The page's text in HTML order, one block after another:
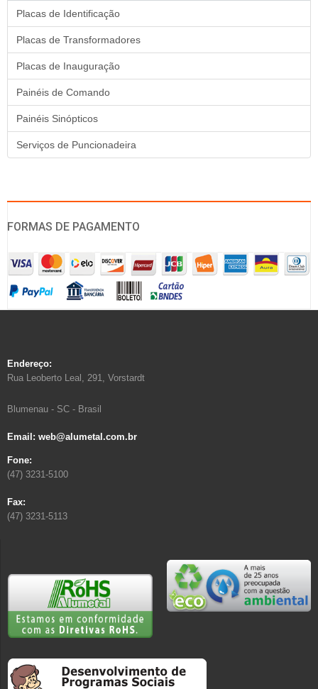
Placas de Identificação
Placas de Transformadores
Placas de Inauguração
Painéis de Comando
Painéis Sinópticos
Serviços de Puncionadeira
FORMAS DE PAGAMENTO
Endereço:
Rua Leoberto Leal, 291, Vorstardt
Blumenau - SC - Brasil
Email: web@alumetal.com.br
Fone:
(47) 3231-5100
Fax:
(47) 3231-5113